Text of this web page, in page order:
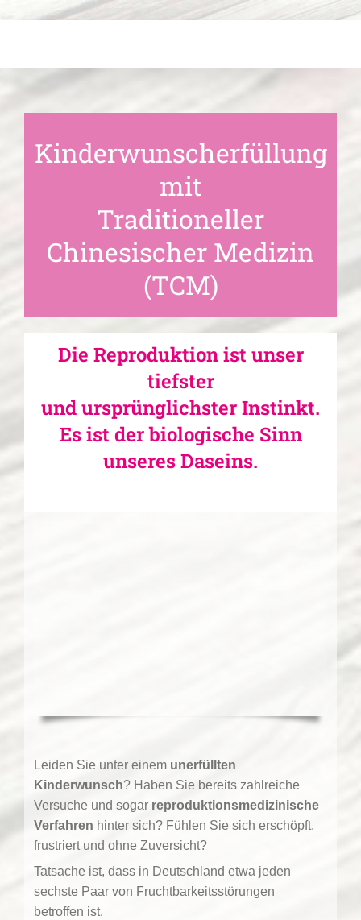
Kinderwunscherfüllung
mit
Traditioneller
Chinesischer Medizin
(TCM)
Die Reproduktion ist unser
tiefster
und ursprünglichster Instinkt.
Es ist der biologische Sinn
unseres Daseins.
Leiden Sie unter einem unerfüllten
Kinderwunsch? Haben Sie bereits zahlreiche
Versuche und sogar reproduktionsmedizinische
Verfahren hinter sich? Fühlen Sie sich erschöpft,
frustriert und ohne Zuversicht?
Tatsache ist, dass in Deutschland etwa jeden
sechste Paar von Fruchtbarkeitsstörungen
betroffen ist.